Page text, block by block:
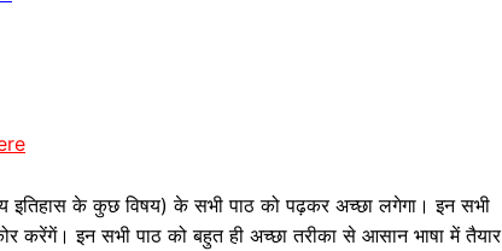
के कुछ विषय) के सभी पाठ को पढ़कर अच्‍छा लगेगा। इन सभी
करेंगें। इन सभी पाठ को बहुत ही अच्‍छा तरीका से आसान भाषा में तैयार